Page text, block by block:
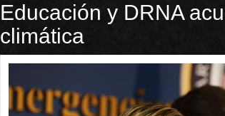
Educación y DRNA
climática